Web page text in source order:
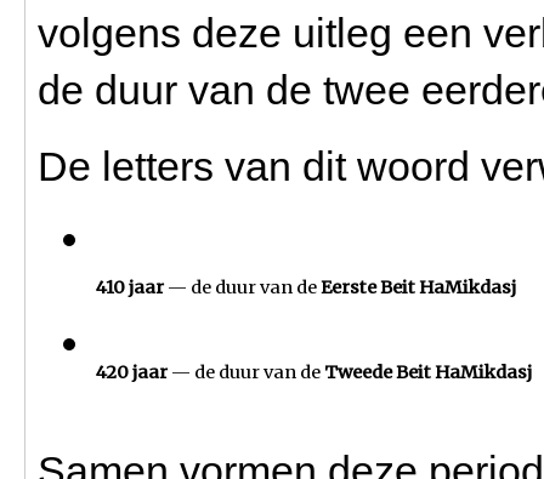
volgens deze uitleg een
de duur van de twee
De letters van dit woord
410 jaar — de duur van de Eerste Beit HaMikdasj
420 jaar — de duur van de Tweede Beit HaMikdasj